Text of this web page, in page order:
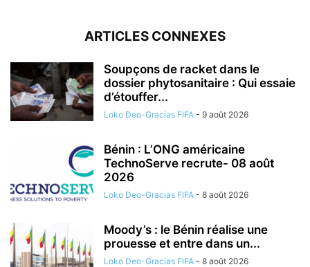
ARTICLES CONNEXES
Soupçons de racket dans le
dossier phytosanitaire : Qui essaie
d’étouffer...
Loko Deo-Gracias FIFA - 9 août 2026
Bénin : L’ONG américaine
TechnoServe recrute- 08 août
2026
Loko Deo-Gracias FIFA - 8 août 2026
Moody’s : le Bénin réalise une
prouesse et entre dans un...
Loko Deo-Gracias FIFA - 8 août 2026